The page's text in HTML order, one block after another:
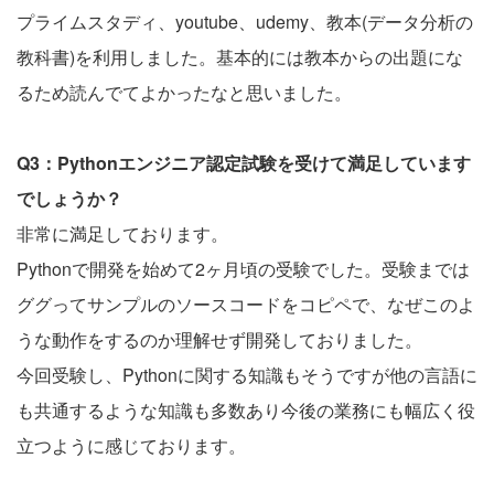
プライムスタディ、youtube、udemy、教本(データ分析の
教科書)を利用しました。基本的には教本からの出題にな
るため読んでてよかったなと思いました。
Q3：Pythonエンジニア認定試験を受けて満足しています
でしょうか？
非常に満足しております。
Pythonで開発を始めて2ヶ月頃の受験でした。受験までは
ググってサンプルのソースコードをコピペで、なぜこのよ
うな動作をするのか理解せず開発しておりました。
今回受験し、Pythonに関する知識もそうですが他の言語に
も共通するような知識も多数あり今後の業務にも幅広く役
立つように感じております。